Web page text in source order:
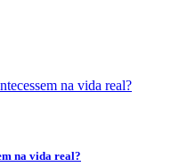
na vida real?